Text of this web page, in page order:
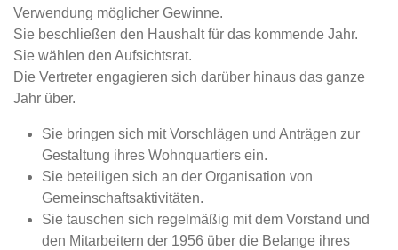
Verwendung möglicher Gewinne.
Sie beschließen den Haushalt für das kommende Jahr.
Sie wählen den Aufsichtsrat.
Die Vertreter engagieren sich darüber hinaus das ganze
Jahr über.
Sie bringen sich mit Vorschlägen und Anträgen zur
Gestaltung ihres Wohnquartiers ein.
Sie beteiligen sich an der Organisation von
Gemeinschaftsaktivitäten.
Sie tauschen sich regelmäßig mit dem Vorstand und
den Mitarbeitern der 1956 über die Belange ihres